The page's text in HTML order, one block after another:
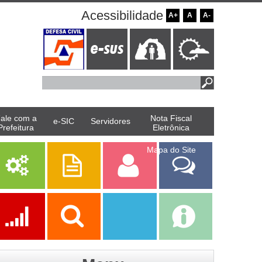
Acessibilidade A+ A A-
com a
e-SIC Servidores
Nota Fiscal
Eletrônica
Mapa do Site
Serviços Publicações Servidor
Fale Com a
Prefeitura